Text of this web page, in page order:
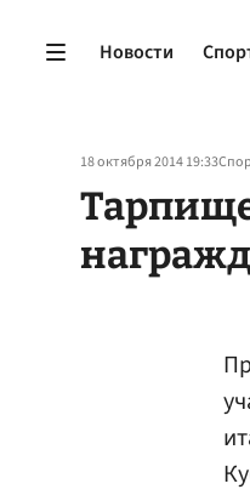
Новости
18 октября 2014 19:33